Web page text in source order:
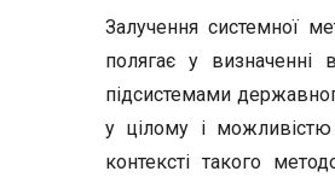
Залучення системної
полягає у визначенні
підсистемами
у цілому і можливістю
контексті такого